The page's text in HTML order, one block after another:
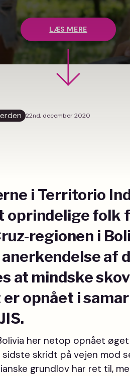
LÆS MERE
22nd, december 2020
i Territorio
oprindelige folk
regionen i
af
at mindske
opnået i
her netop opnået
skridt på vejen mod
grundlov har ret til,